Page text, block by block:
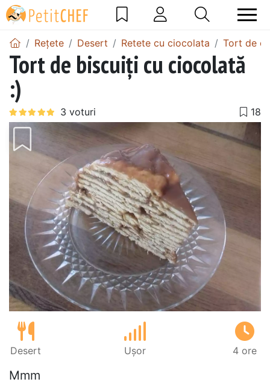
Rețete Desert Retete cu ciocolata Tort de
Tort de biscuiți cu ciocolată
:)
Desert Ușor 4 ore
Mmm